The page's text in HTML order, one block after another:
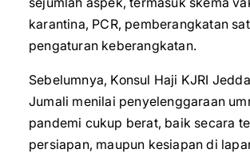
karantina, PCR, pemberangkatan
pengaturan keberangkatan.
Sebelumnya, Konsul Haji KJRI
Jumali menilai penyelenggaraan
pandemi cukup berat, baik secara
persiapan, maupun kesiapan di